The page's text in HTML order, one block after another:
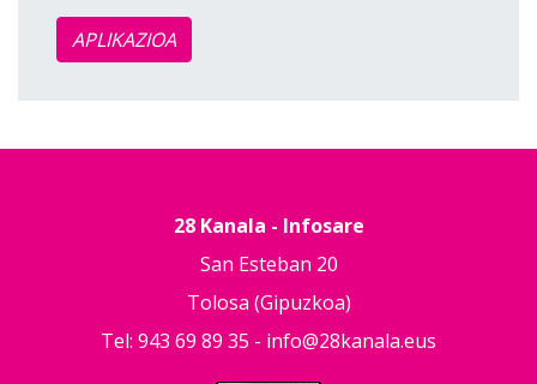
APLIKAZIOA
28 Kanala - Infosare
San Esteban 20
Tolosa (Gipuzkoa)
Tel: 943 69 89 35 - info@28kanala.eus